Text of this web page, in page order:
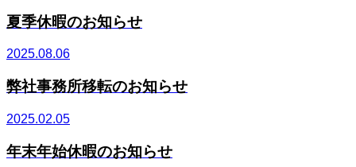
夏季休暇のお知らせ
2025.08.06
弊社事務所移転のお知らせ
2025.02.05
年末年始休暇のお知らせ